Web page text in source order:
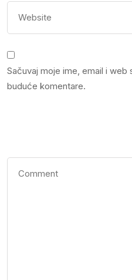
Sačuvaj moje ime, email i
buduće komentare.